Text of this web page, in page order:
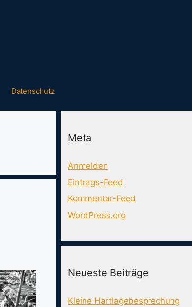
Datenschutz
Meta
Anmelden
Eintrags-Feed
Kommentar-Feed
WordPress.org
Neueste Beiträge
Kleine Hartlagebesprechung